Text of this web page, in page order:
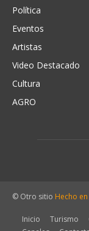
Política
Eventos
Artistas
Video Destacado
Cultura
AGRO
© Otro sitio Hecho
Inicio Turismo